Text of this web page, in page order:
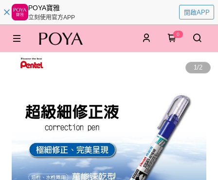
POYA寶雅
立刻使用官方APP
開啟APP
0
1/2